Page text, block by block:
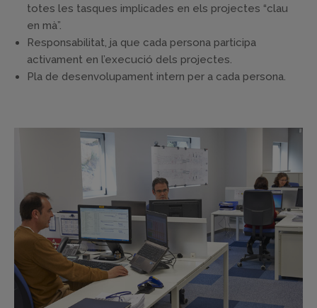
totes les tasques implicades en els projectes “clau
en mà”.
Responsabilitat, ja que cada persona participa
activament en l’execució dels projectes.
Pla de desenvolupament intern per a cada persona.